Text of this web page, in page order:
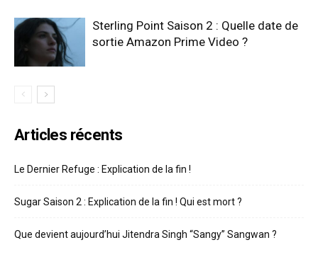
Sterling Point Saison 2 : Quelle date de
sortie Amazon Prime Video ?
Articles récents
Le Dernier Refuge : Explication de la fin !
Sugar Saison 2 : Explication de la fin ! Qui est mort ?
Que devient aujourd’hui Jitendra Singh “Sangy” Sangwan ?